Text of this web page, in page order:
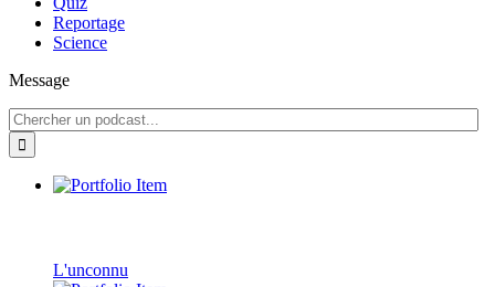
Reportage
Science
Message
L'unconnu